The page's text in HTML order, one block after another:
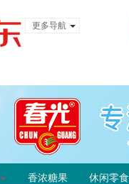
更多导航
香浓糖果 休闲零食